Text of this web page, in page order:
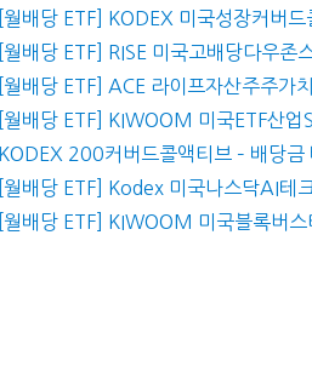
[월배당 ETF] KODEX 미국성장커버
[월배당 ETF] RISE 미국고배당다우존
[월배당 ETF] ACE 라이프자산주주가
[월배당 ETF] KIWOOM 미국ETF산
KODEX 200커버드콜액티브 – 배당금
[월배당 ETF] Kodex 미국나스닥AI테
[월배당 ETF] KIWOOM 미국블록버